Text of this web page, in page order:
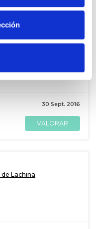
de Lachina
30 Sept. 2016
VALORAR
Lachina